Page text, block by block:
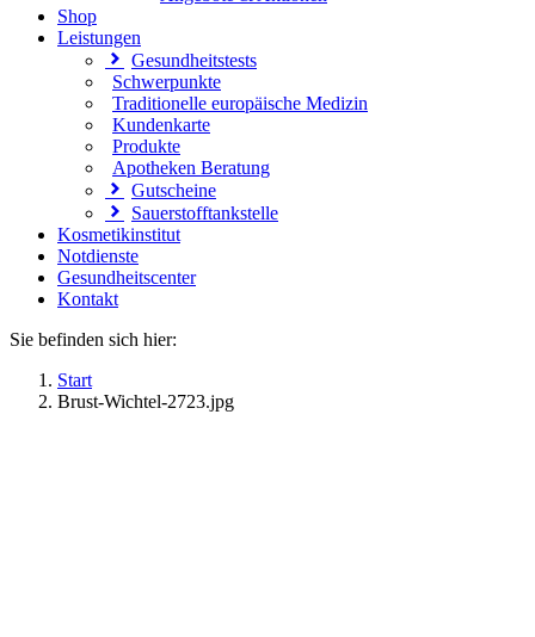
Shop
Leistungen
Gesundheitstests
Schwerpunkte
Traditionelle europäische Medizin
Kundenkarte
Produkte
Apotheken Beratung
Gutscheine
Sauerstofftankstelle
Kosmetikinstitut
Notdienste
Gesundheitscenter
Kontakt
Sie befinden sich hier:
Start
Brust-Wichtel-2723.jpg